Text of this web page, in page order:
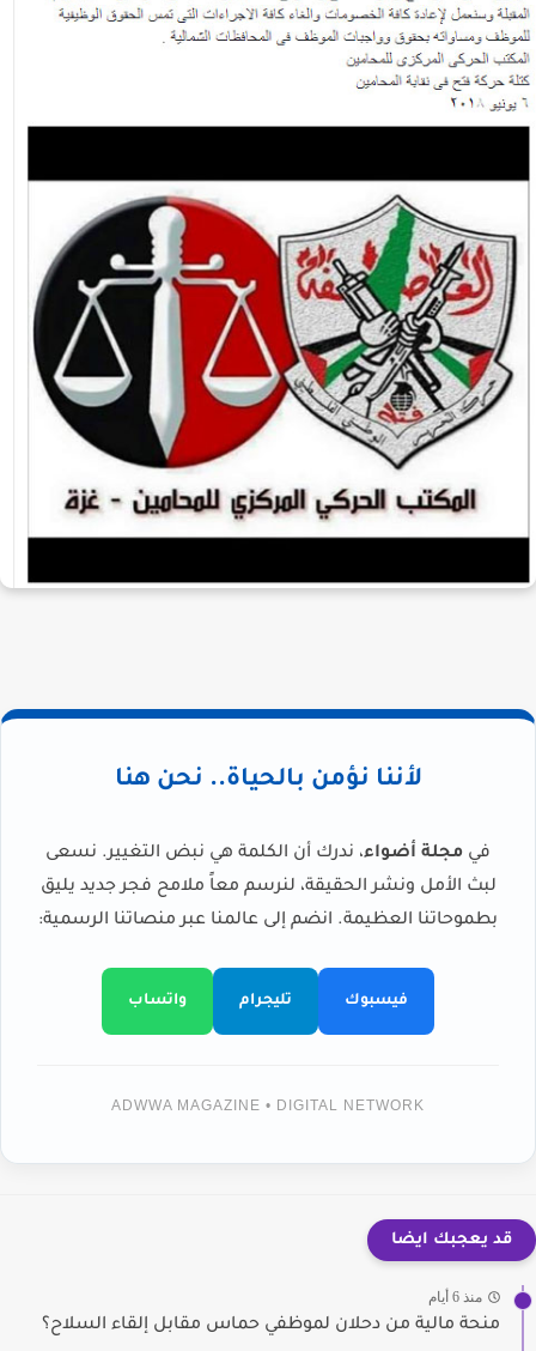
لأننا نؤمن بالحياة.. نحن هنا
في مجلة أضواء، ندرك أن الكلمة هي نبض التغيير. نسعى
لبث الأمل ونشر الحقيقة، لنرسم معاً ملامح فجر جديد يليق
بطموحاتنا العظيمة. انضم إلى عالمنا عبر منصاتنا الرسمية:
فيسبوك تليجرام واتساب
ADWWA MAGAZINE • DIGITAL NETWORK
قد يعجبك ايضا
منذ 6 أيام
منحة مالية من دحلان لموظفي حماس مقابل إلقاء السلاح؟